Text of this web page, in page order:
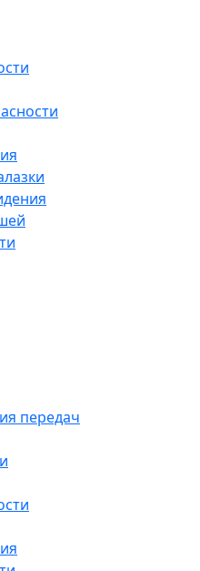
передач